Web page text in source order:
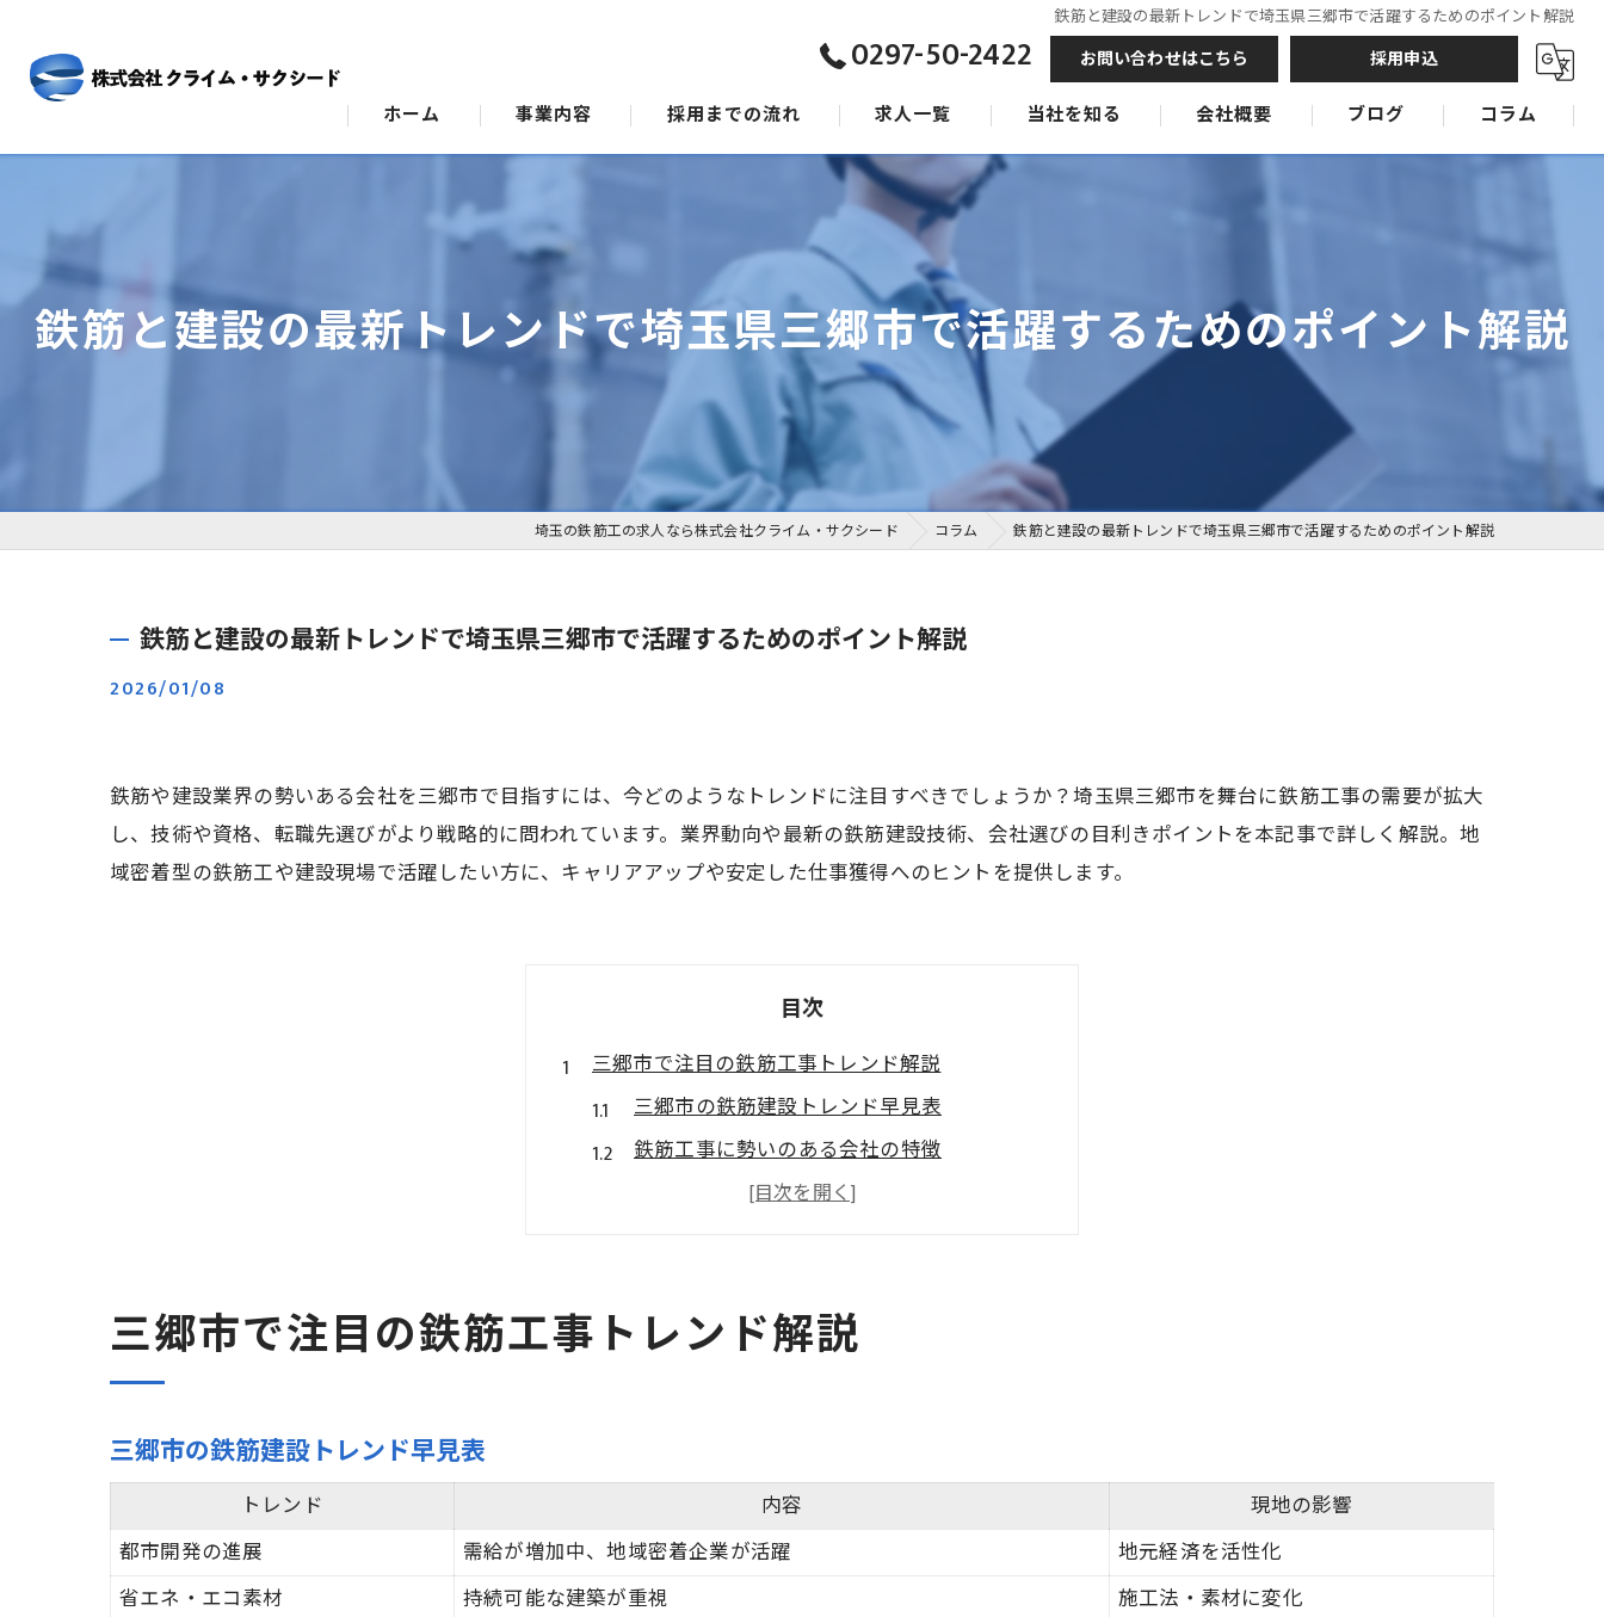
鉄筋と建設の最新トレンドで埼玉県三郷市で活躍するためのポイント解説
0297-50-2422 お問い合わせはこちら 採用申込
ホーム 事業内容
スタッフ
採用までの流れ 求人一覧 当社を知る
千葉の鉄筋工
未経験
会社概要 ブログ コラム
鉄筋と建設の最新トレンドで埼玉県三郷市で活躍するためのポイント解説
埼玉の鉄筋工の求人なら株式会社クライム・サクシード コラム 鉄筋と建設の最新トレンドで埼玉県三郷市で活躍するためのポイント解説
鉄筋と建設の最新トレンドで埼玉県三郷市で活躍するためのポイント解説
2026/01/08
鉄筋や建設業界の勢いある会社を三郷市で目指すには、今どのようなトレンドに注目すべきでしょうか？埼玉県三郷市を舞台に鉄筋工事の需要が拡大
し、技術や資格、転職先選びがより戦略的に問われています。業界動向や最新の鉄筋建設技術、会社選びの目利きポイントを本記事で詳しく解説。地
域密着型の鉄筋工や建設現場で活躍したい方に、キャリアアップや安定した仕事獲得へのヒントを提供します。
目次
三郷市で注目の鉄筋工事トレンド解説
三郷市の鉄筋建設トレンド早見表
鉄筋工事に勢いのある会社の特徴
建設現場で求められる最新動向とは
勢いのある会社を見極める鉄筋業界の視点
鉄筋工事で信頼される会社の見分け方
建設トレンドを押さえた選択術
鉄筋と建設が生む三郷市の新たな可能性
三郷市で注目の鉄筋工事トレンド解説
三郷市の鉄筋建設トレンド早見表
トレンド 内容
現地の影響
都市開発の進展
需給が増加中、地域密着企業が活躍
地元経済を活性化
省エネ・エコ素材
持続可能な建築が重視
施工法・素材に変化